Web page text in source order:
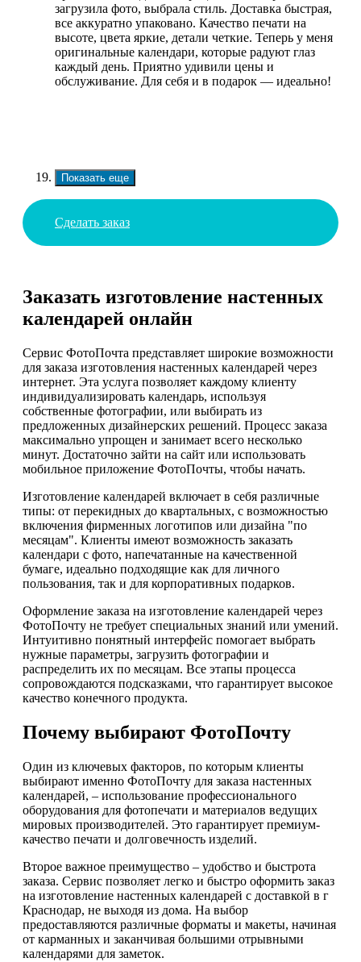
загрузила фото, выбрала стиль. Доставка быстрая,
все аккуратно упаковано. Качество печати на
высоте, цвета яркие, детали четкие. Теперь у меня
оригинальные календари, которые радуют глаз
каждый день. Приятно удивили цены и
обслуживание. Для себя и в подарок — идеально!
Показать еще
Сделать заказ
Заказать изготовление настенных
календарей онлайн
Сервис ФотоПочта представляет широкие возможности
для заказа изготовления настенных календарей через
интернет. Эта услуга позволяет каждому клиенту
индивидуализировать календарь, используя
собственные фотографии, или выбирать из
предложенных дизайнерских решений. Процесс заказа
максимально упрощен и занимает всего несколько
минут. Достаточно зайти на сайт или использовать
мобильное приложение ФотоПочты, чтобы начать.
Изготовление календарей включает в себя различные
типы: от перекидных до квартальных, с возможностью
включения фирменных логотипов или дизайна "по
месяцам". Клиенты имеют возможность заказать
календари с фото, напечатанные на качественной
бумаге, идеально подходящие как для личного
пользования, так и для корпоративных подарков.
Оформление заказа на изготовление календарей через
ФотоПочту не требует специальных знаний или умений.
Интуитивно понятный интерфейс помогает выбрать
нужные параметры, загрузить фотографии и
распределить их по месяцам. Все этапы процесса
сопровождаются подсказками, что гарантирует высокое
качество конечного продукта.
Почему выбирают ФотоПочту
Один из ключевых факторов, по которым клиенты
выбирают именно ФотоПочту для заказа настенных
календарей, – использование профессионального
оборудования для фотопечати и материалов ведущих
мировых производителей. Это гарантирует премиум-
качество печати и долговечность изделий.
Второе важное преимущество – удобство и быстрота
заказа. Сервис позволяет легко и быстро оформить заказ
на изготовление настенных календарей с доставкой в г
Краснодар, не выходя из дома. На выбор
предоставляются различные форматы и макеты, начиная
от карманных и заканчивая большими отрывными
календарями для заметок.